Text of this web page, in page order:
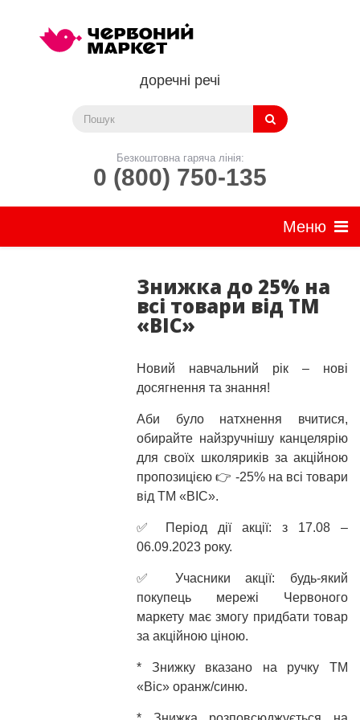
доречні речі
Безкоштовна гаряча лінія:
0 (800) 750-135
Знижка до 25% на
всі товари від ТМ
«BIC»
Новий навчальний рік – нові
досягнення та знання!
Аби було натхнення вчитися,
обирайте найзручнішу канцелярію
для своїх школяриків за акційною
пропозицією 👉 -25% на всі товари
від ТМ «BIC».
✅ Період дії акції: з 17.08 –
06.09.2023 року.
✅ Учасники акції: будь-який
покупець мережі Червоного
маркету має змогу придбати товар
за акційною ціною.
* Знижку вказано на ручку ТМ
«Віс» оранж/синю.